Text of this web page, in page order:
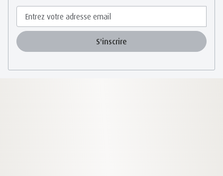
S'inscrire